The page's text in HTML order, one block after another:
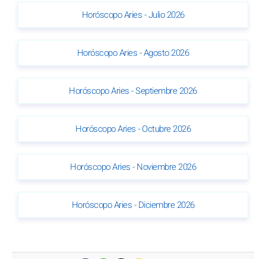
Horóscopo Aries - Julio 2026
Horóscopo Aries - Agosto 2026
Horóscopo Aries - Septiembre 2026
Horóscopo Aries - Octubre 2026
Horóscopo Aries - Noviembre 2026
Horóscopo Aries - Diciembre 2026